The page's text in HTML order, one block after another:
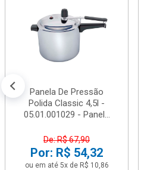
Panela De Pressão
Polida Classic 4,5l -
05.01.001029 - Panel...
De: R$ 67,90
Por: R$ 54,32
ou em até 5x de R$ 10,86